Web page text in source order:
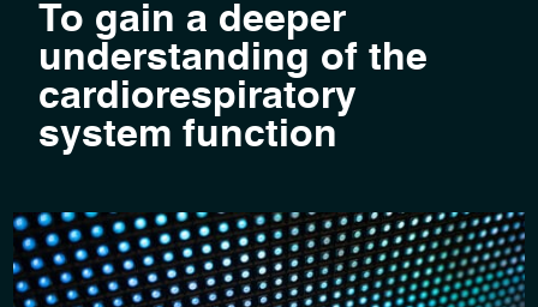
To gain a deeper
understanding of the
cardiorespiratory
system function